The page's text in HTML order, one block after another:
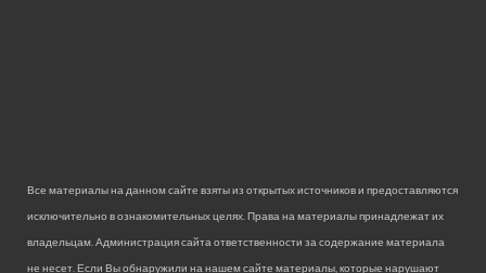
Все материалы на данном сайте взяты из открытых источников и предоставляются
исключительно в ознакомительных целях. Права на материалы принадлежат их
владельцам. Администрация сайта ответственности за содержание материала
не несет. Если Вы обнаружили на нашем сайте материалы, которые нарушают